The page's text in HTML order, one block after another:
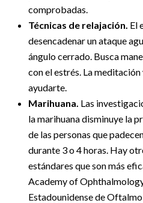
comprobadas.
Técnicas de relajación. El
desencadenar un ataque
ángulo cerrado. Busca
con el estrés. La
ayudarte.
Marihuana. Las
la marihuana disminuye la
de las personas que
durante 3 o 4 horas. Hay
estándares que son más
Academy of
Estadounidense de